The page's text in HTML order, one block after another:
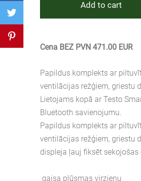
Add to cart
Cena BEZ PVN 471.00 EUR
Papildus komplekts ar
ventilācijas režģiem, griestu
Lietojams kopā ar Testo
Bluetooth savienojumu.
Papildus komplekts ar
ventilācijas režģiem, griestu
displeja ļauj fiksēt
gaisa plūsmas virzienu